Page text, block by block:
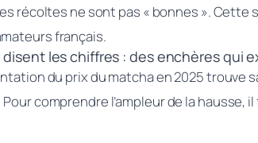
récoltes ne sont pas « bonnes ».
français.
disent les chiffres : des enchères qui
du prix du matcha en 2025
comprendre l’ampleur de la